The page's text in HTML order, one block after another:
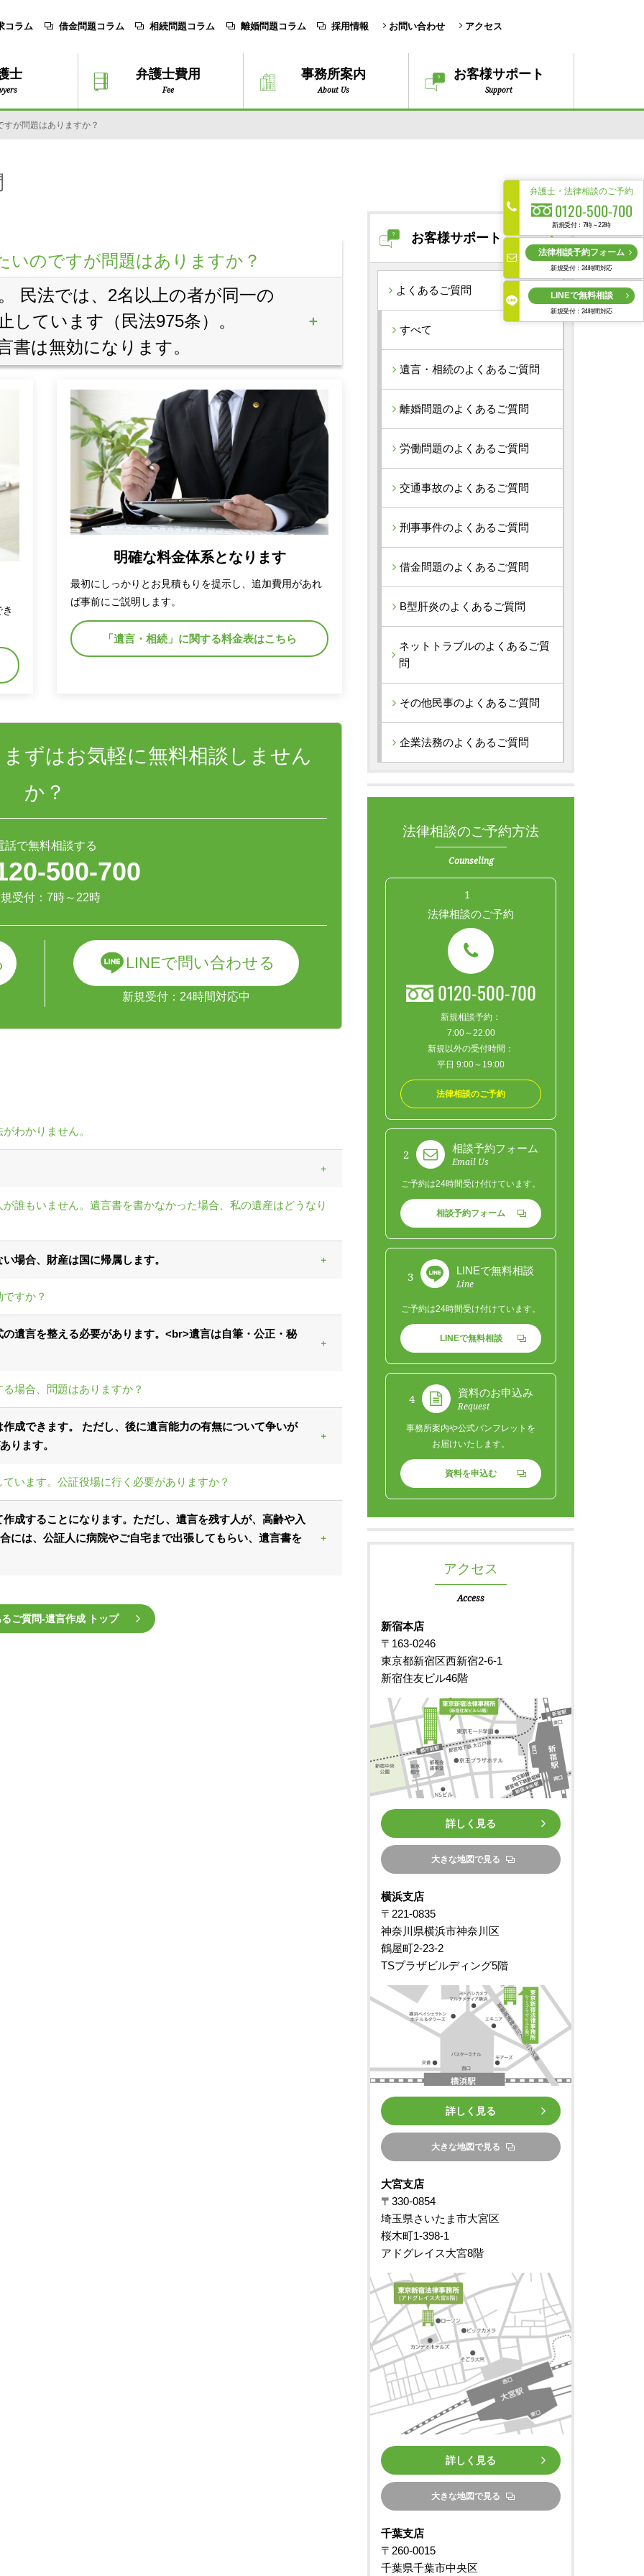
コラム 借金問題コラム 相続問題コラム 離婚問題コラム 採用情報 お問い合わせ アクセス
士 弁護士費用
Fee
事務所案内
About Us
お客様サポート
Support
が問題はありますか？
いのですが問題はありますか？
民法では、2名以上の者が同一の
ています（民法975条）。
書は無効になります。
明確な料金体系となります
最初にしっかりとお見積もりを提示し、追加費用があれ
ば事前にご説明します。
「遺言・相続」に関する料金表はこちら
ずはお気軽に無料相談しません
か？
話で無料相談する
500-700
受付：7時～22時
LINEで問い合わせる
新規受付：24時間対応中
わかりません。
誰もいません。遺言書を書かなかった場合、私の遺産はどうなり
場合、財産は国に帰属します。
すか？
遺言を整える必要があります。<br>遺言は自筆・公正・秘
場合、問題はありますか？
成できます。 ただし、後に遺言能力の有無について争いが
ります。
います。公証役場に行く必要がありますか？
成することになります。ただし、遺言を残す人が、高齢や入
には、公証人に病院やご自宅まで出張してもらい、遺言書を
ご質問‐遺言作成 トップ
お客様サポート
よくあるご質問
すべて
遺言・相続のよくあるご質問
離婚問題のよくあるご質問
労働問題のよくあるご質問
交通事故のよくあるご質問
刑事事件のよくあるご質問
借金問題のよくあるご質問
B型肝炎のよくあるご質問
ネットトラブルのよくあるご質
問
その他民事のよくあるご質問
企業法務のよくあるご質問
法律相談のご予約方法
Counseling
1
法律相談のご予約
0120-500-700
新規相談予約：
7:00～22:00
新規以外の受付時間：
平日 9:00～19:00
法律相談のご予約
2
相談予約フォーム
Email Us
ご予約は24時間受け付けています。
相談予約フォーム
3
LINEで無料相談
Line
ご予約は24時間受け付けています。
LINEで無料相談
4
資料のお申込み
Request
事務所案内や公式パンフレットを
お届けいたします。
資料を申込む
アクセス
Access
新宿本店
〒163-0246
東京都新宿区西新宿2-6-1
新宿住友ビル46階
詳しく見る
大きな地図で見る
横浜支店
〒221-0835
神奈川県横浜市神奈川区
鶴屋町2-23-2
TSプラザビルディング5階
詳しく見る
大きな地図で見る
大宮支店
〒330-0854
埼玉県さいたま市大宮区
桜木町1-398-1
アドグレイス大宮8階
詳しく見る
大きな地図で見る
千葉支店
〒260-0015
千葉県千葉市中央区
弁護士・法律相談のご予約
0120-500-700
新規受付：7時～22時
法律相談予約フォーム
新規受付：24時間対応
LINEで無料相談
新規受付：24時間対応